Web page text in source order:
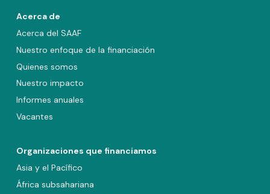
Acerca de
Acerca del SAAF
Nuestro enfoque de la financiación
Quienes somos
Nuestro impacto
Informes anuales
Vacantes
Organizaciones que financiamos
Asia y el Pacífico
África subsahariana